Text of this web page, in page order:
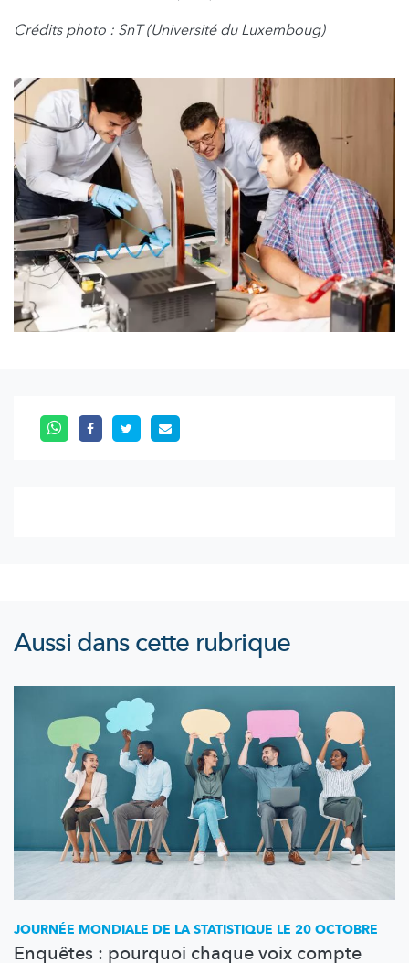
Crédits photo : SnT (Université du Luxemboug)
Aussi dans cette rubrique
JOURNÉE MONDIALE DE LA STATISTIQUE LE 20 OCTOBRE
Enquêtes : pourquoi chaque voix compte